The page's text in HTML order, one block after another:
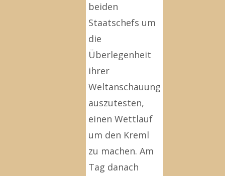
beiden
Staatschefs um
die
Überlegenheit
ihrer
Weltanschauung
auszutesten,
einen Wettlauf
um den Kreml
zu machen. Am
Tag danach